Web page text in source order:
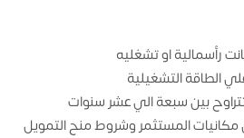
رأسمالية او تشغليه
الطاقة التشغيلية
تتراوح بين سبعة الي عشر سنوات
المستثمر وشروط منح التمويل